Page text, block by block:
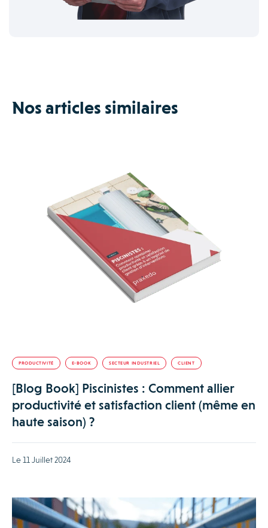
Nos articles similaires
PRODUCTIVITÉ E-BOOK SECTEUR INDUSTRIEL CLIENT
[Blog Book] Piscinistes : Comment allier
productivité et satisfaction client (même en
haute saison) ?
Le 11 Juillet 2024